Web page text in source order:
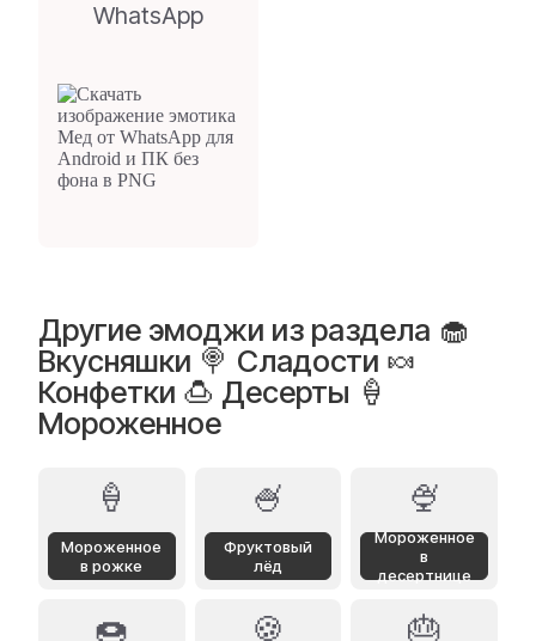
WhatsApp
Другие эмоджи из раздела 🧁
Вкусняшки 🍭 Сладости 🍬
Конфетки 🍮 Десерты 🍦
Мороженное
🍦
Мороженное
в рожке
🍧
Фруктовый
лёд
🍨
Мороженное
в
десертнице
🍩 🍪 🎂